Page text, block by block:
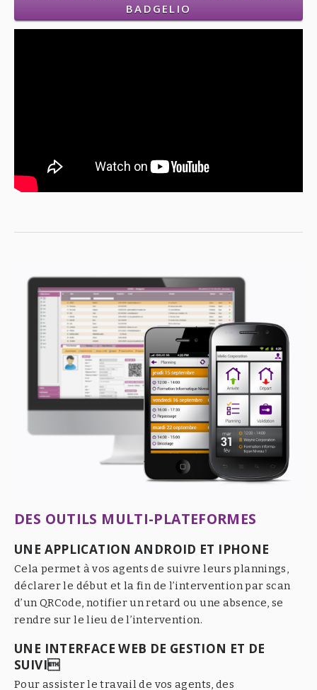
BADGELIO
DES OUTILS MULTI-PLATEFORMES
UNE APPLICATION ANDROID ET IPHONE
Cela permet à vos agents de suivre leurs plannings,
déclarer le début et la fin de l’intervention par scan
d’un QRCode, notifier un retard ou une absence, se
rendre sur le lieu de l’intervention.
UNE INTERFACE WEB DE GESTION ET DE
SUIVI
Pour assister le travail de vos agents, des